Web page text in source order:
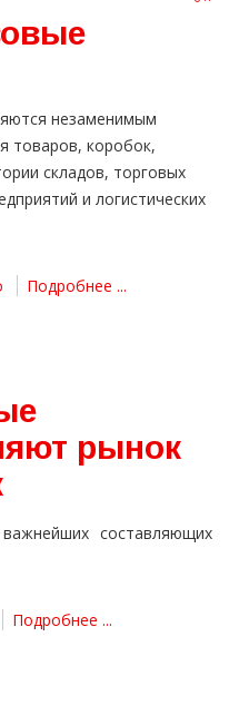
незаменимым
товаров, коробок,
складов, торговых
и логистических
Подробнее ...
рынок
составляющих
Подробнее ...